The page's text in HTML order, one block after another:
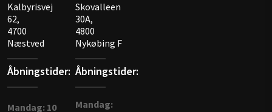
Kalbyrisvej
62,
4700
Næstved
Åbningstider:
Mandag: 10
Skovalleen
30A,
4800
Nykøbing F
Åbningstider:
Mandag: